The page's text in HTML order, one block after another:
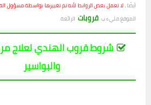
أيضًا ، لا تعمل بعض الروابط لأنه تم تغييرها بواسطة مسؤول
الموقع مليء ب قروبات الرائعة.
شروط قروب الهندي لعلاج
والبواسير